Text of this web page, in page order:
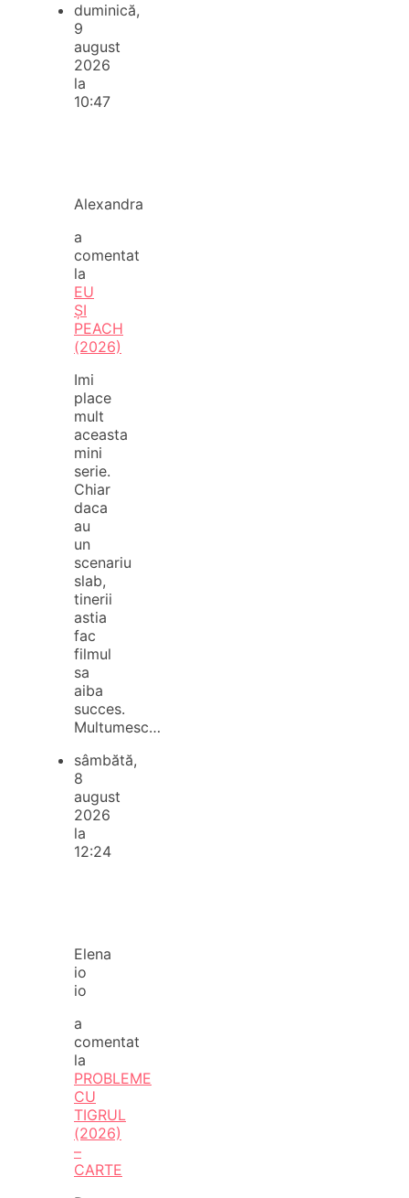
duminică,
9
august
2026
la
10:47
Alexandra
a
comentat
la
EU
ȘI
PEACH
(2026)
Imi
place
mult
aceasta
mini
serie.
Chiar
daca
au
un
scenariu
slab,
tinerii
astia
fac
filmul
sa
aiba
succes.
Multumesc…
sâmbătă,
8
august
2026
la
12:24
Elena
io
io
a
comentat
la
PROBLEME
CU
TIGRUL
(2026)
–
CARTE